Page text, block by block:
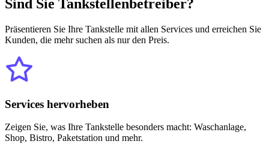
Sind Sie Tankstellenbetreiber?
Präsentieren Sie Ihre Tankstelle mit allen Services und erreichen Sie
Kunden, die mehr suchen als nur den Preis.
Services hervorheben
Zeigen Sie, was Ihre Tankstelle besonders macht: Waschanlage,
Shop, Bistro, Paketstation und mehr.